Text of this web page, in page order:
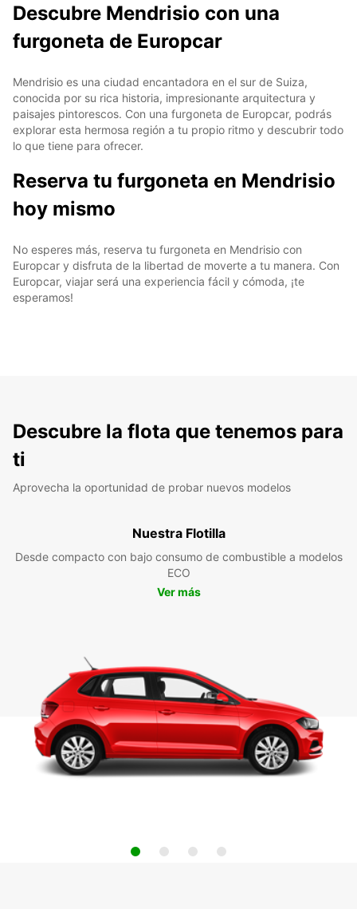
Descubre Mendrisio con una
furgoneta de Europcar
Mendrisio es una ciudad encantadora en el sur de Suiza,
conocida por su rica historia, impresionante arquitectura y
paisajes pintorescos. Con una furgoneta de Europcar, podrás
explorar esta hermosa región a tu propio ritmo y descubrir todo
lo que tiene para ofrecer.
Reserva tu furgoneta en Mendrisio
hoy mismo
No esperes más, reserva tu furgoneta en Mendrisio con
Europcar y disfruta de la libertad de moverte a tu manera. Con
Europcar, viajar será una experiencia fácil y cómoda, ¡te
esperamos!
Descubre la flota que tenemos para
ti
Aprovecha la oportunidad de probar nuevos modelos
Nuestra Flotilla
Desde compacto con bajo consumo de combustible a modelos
ECO
Ver más